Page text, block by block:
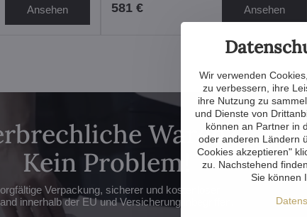
Ansehen 581 € Ansehen
Waren?
Kein Problem!
Verpackung, sicherer und kostenloser
innerhalb der EU und Versicherung inbegriffen.
Wir verwenden
zu verbessern, ihre
ihre Nutzung zu
und Dienste von
können an Partner in
oder anderen Ländern
Cookies akzeptieren"
zu. Nachstehend
Sie können